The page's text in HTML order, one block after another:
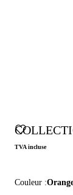
TVA incluse
Couleur :